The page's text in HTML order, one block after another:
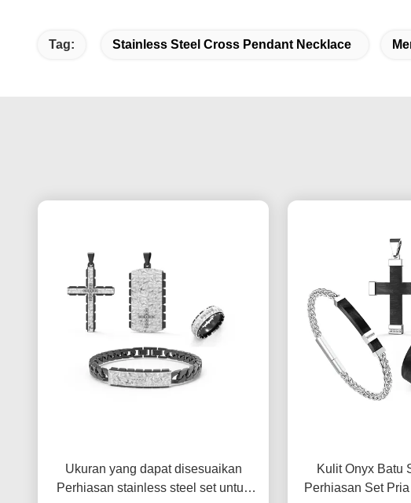
Tag: Stainless Steel Cross Pendant Necklace
Ukuran yang dapat disesuaikan
Perhiasan stainless steel set untuk
Kulit Onyx Batu
Perhiasan Set